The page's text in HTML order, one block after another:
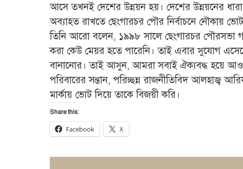
আসে তখনই দেশের উন্নয়ন হয়। দেশের উন্নয়নের
অব্যাহত রাখতে ছেংগারচর পৌর নির্বাচনে নৌকায়
তিনি আরো বলেন, ১৯৯৮ সালে ছেংগারচর পৌরসভা
করা কেউ মেয়র হতে পারেনি। তাই এবার সুযোগ
বানানোর। তাই আসুন, আমরা সবাই ঐক্যবদ্ধ হয়ে
পরিবারের সন্তান, পরিচ্ছন্ন রাজনীতিবিদ আলহাজ্ব
মার্কায় ভোট দিয়ে তাকে বিজয়ী করি।
Share this:
Facebook X